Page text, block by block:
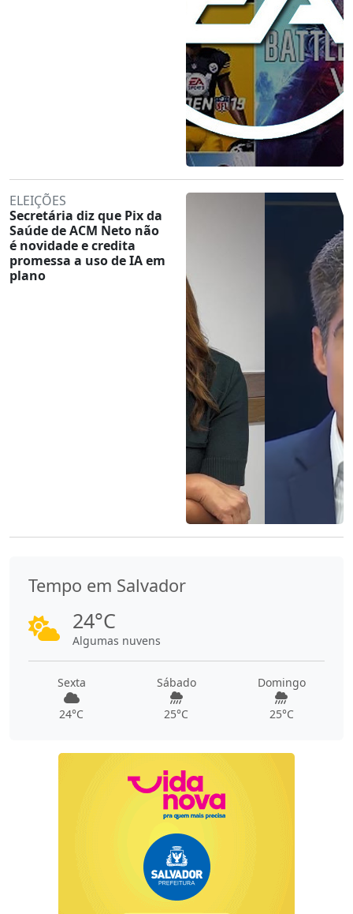
ELEIÇÕES
Secretária diz que Pix da
Saúde de ACM Neto não
é novidade e credita
promessa a uso de IA em
plano
Tempo em Salvador
24°C
Algumas nuvens
Sexta
24°C
Sábado
25°C
Domingo
25°C